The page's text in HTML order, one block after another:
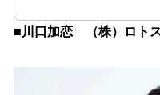
■川口加恋 （株）ロト